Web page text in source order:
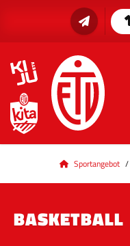
Sportangebot
BASKETBALL